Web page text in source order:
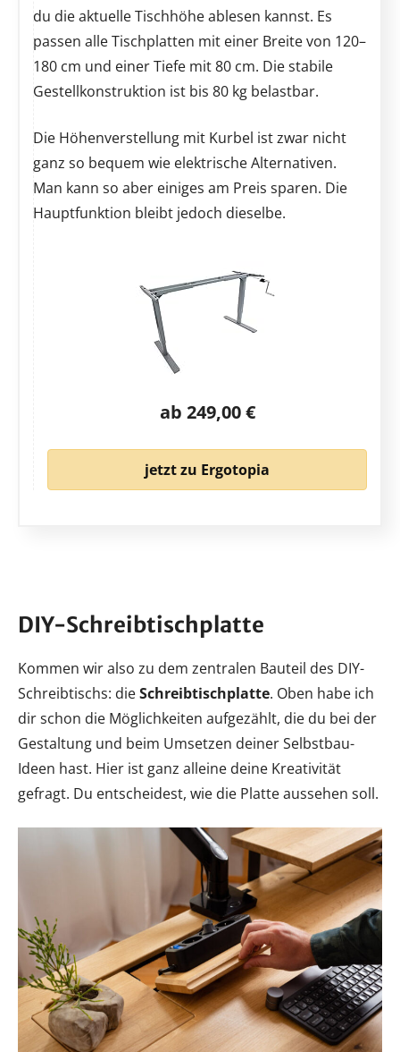
du die aktuelle Tischhöhe ablesen kannst. Es
passen alle Tischplatten mit einer Breite von 120–
180 cm und einer Tiefe mit 80 cm. Die stabile
Gestellkonstruktion ist bis 80 kg belastbar.
Die Höhenverstellung mit Kurbel ist zwar nicht
ganz so bequem wie elektrische Alternativen.
Man kann so aber einiges am Preis sparen. Die
Hauptfunktion bleibt jedoch dieselbe.
ab 249,00 €
jetzt zu Ergotopia
DIY-Schreibtischplatte
Kommen wir also zu dem zentralen Bauteil des DIY-
Schreibtischs: dieSchreibtischplatte. Oben habe ich
dir schon die Möglichkeiten aufgezählt, die du bei der
Gestaltung und beim Umsetzen deiner Selbstbau-
Ideen hast. Hier ist ganz alleine deine Kreativität
gefragt. Du entscheidest, wie die Platte aussehen soll.